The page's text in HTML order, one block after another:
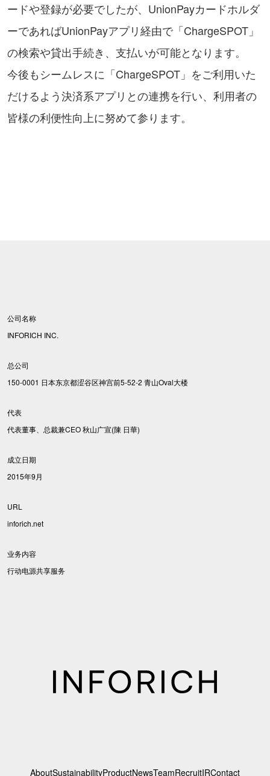
ードや登録が必要でしたが、UnionPayカードホルダ
ーであればUnionPayアプリ経由で「ChargeSPOT」
の検索や貸出手続き、支払いが可能となります。
今後もシームレスに「ChargeSPOT」をご利用いた
だけるよう決済系アプリとの連携を行い、利用者の
皆様の利便性向上に努めて参ります。
公司名称
INFORICH INC.
总公司
150-0001 日本东京都涩谷区神宫前5-52-2 青山Oval大楼
代表
代表董事、总裁兼CEO 秋山广宣(陳 日華)
成立日期
2015年9月
URL
inforich.net
业务内容
行动电源共享服务
AboutSustainabilityProductNewsTeamRecruitIRContact